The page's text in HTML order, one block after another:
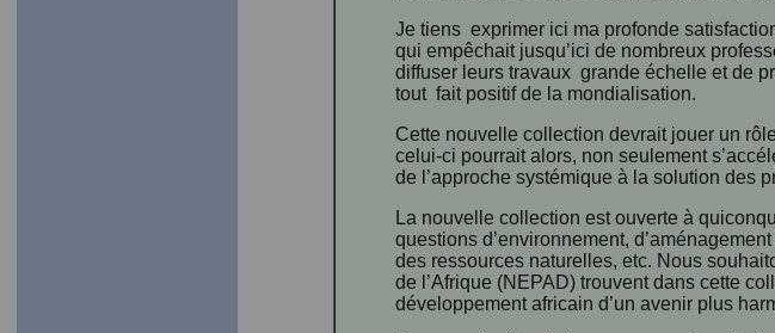
Je tiens exprimer ici ma profonde
qui empêchait jusqu’ici de nombreux
diffuser leurs travaux grande échelle et de
tout fait positif de la mondialisation.
Cette nouvelle collection devrait jouer un
celui-ci pourrait alors, non seulement
de l’approche systémique à la solution des
La nouvelle collection est ouverte à
questions d’environnement,
des ressources naturelles, etc. Nous
de l’Afrique (NEPAD) trouvent dans cette
développement africain d’un avenir plus